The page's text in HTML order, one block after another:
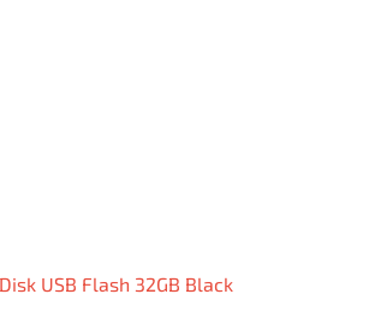
USB Flash 32GB Black